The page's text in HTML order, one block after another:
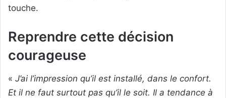
touche.
Reprendre cette décision
courageuse
« J’ai l’impression qu’il est installé, dans le confort.
Et il ne faut surtout pas qu’il le soit. Il a tendance à